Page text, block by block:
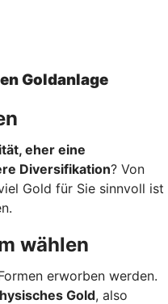
Goldanlage
eher eine
Diversifikation? Von
Gold für Sie sinnvoll ist
wählen
erworben werden.
Gold, also